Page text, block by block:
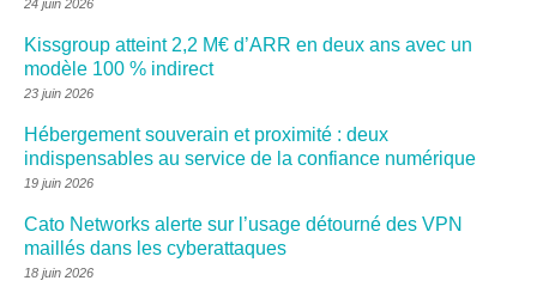
24 juin 2026
Kissgroup atteint 2,2 M€ d’ARR en deux ans avec un
modèle 100 % indirect
23 juin 2026
Hébergement souverain et proximité : deux
indispensables au service de la confiance numérique
19 juin 2026
Cato Networks alerte sur l’usage détourné des VPN
maillés dans les cyberattaques
18 juin 2026